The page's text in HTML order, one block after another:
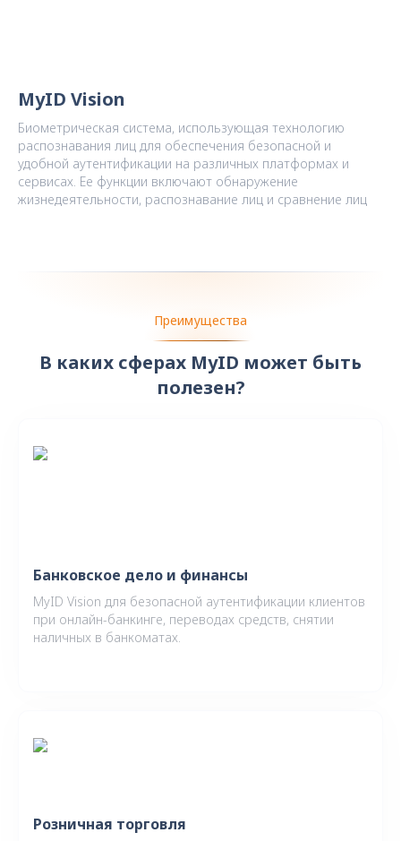
MyID Vision
Биометрическая система, использующая технологию
распознавания лиц для обеспечения безопасной и
удобной аутентификации на различных платформах и
сервисах. Ее функции включают обнаружение
жизнедеятельности, распознавание лиц и сравнение лиц
Преимущества
В каких сферах MyID может быть
полезен?
Банковское дело и финансы
MyID Vision для безопасной аутентификации клиентов
при онлайн-банкинге, переводах средств, снятии
наличных в банкоматах.
Розничная торговля